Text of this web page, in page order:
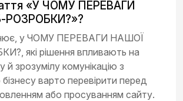
«У ЧОМУ ПЕРЕВАГИ
РОЗРОБКИ?»?
у ЧОМУ ПЕРЕВАГИ НАШОЇ
які рішення впливають на
й зрозумілу комунікацію з
бізнесу варто перевірити перед
або просуванням сайту.